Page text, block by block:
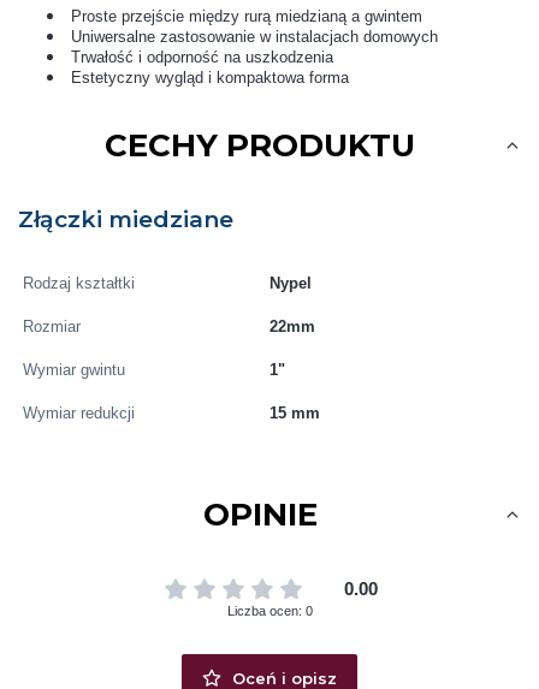
Proste przejście między rurą miedzianą a gwintem
Uniwersalne zastosowanie w instalacjach domowych
Trwałość i odporność na uszkodzenia
Estetyczny wygląd i kompaktowa forma
CECHY PRODUKTU
Złączki miedziane
Rodzaj kształtki Nypel
Rozmiar 22mm
Wymiar gwintu 1"
Wymiar redukcji 15 mm
OPINIE
0.00
Liczba ocen: 0
Oceń i opisz